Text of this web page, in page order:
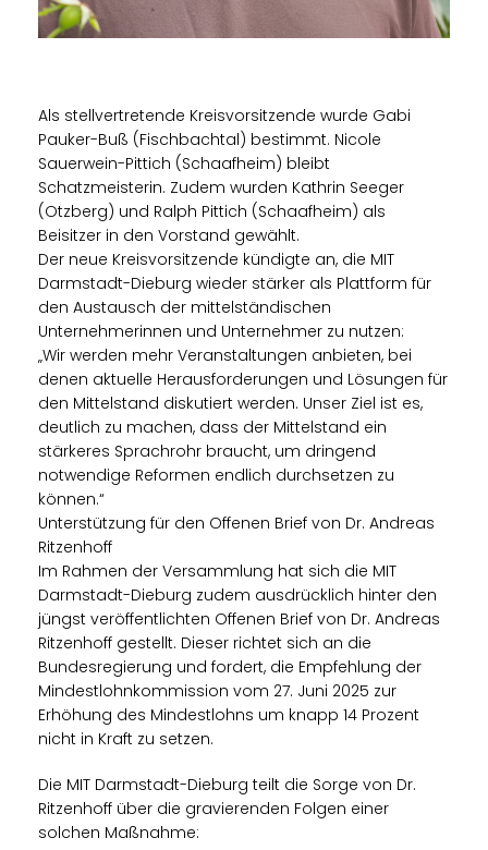
Als stellvertretende Kreisvorsitzende wurde Gabi
Pauker-Buß (Fischbachtal) bestimmt. Nicole
Sauerwein-Pittich (Schaafheim) bleibt
Schatzmeisterin. Zudem wurden Kathrin Seeger
(Otzberg) und Ralph Pittich (Schaafheim) als
Beisitzer in den Vorstand gewählt.
Der neue Kreisvorsitzende kündigte an, die MIT
Darmstadt-Dieburg wieder stärker als Plattform für
den Austausch der mittelständischen
Unternehmerinnen und Unternehmer zu nutzen:
Wir werden mehr Veranstaltungen anbieten, bei
denen aktuelle Herausforderungen und Lösungen für
den Mittelstand diskutiert werden. Unser Ziel ist es,
deutlich zu machen, dass der Mittelstand ein
stärkeres Sprachrohr braucht, um dringend
notwendige Reformen endlich durchsetzen zu
können.“
Unterstützung für den Offenen Brief von Dr. Andreas
Ritzenhoff
Im Rahmen der Versammlung hat sich die MIT
Darmstadt-Dieburg zudem ausdrücklich hinter den
jüngst veröffentlichten Offenen Brief von Dr. Andreas
Ritzenhoff gestellt. Dieser richtet sich an die
Bundesregierung und fordert, die Empfehlung der
Mindestlohnkommission vom 27. Juni 2025 zur
Erhöhung des Mindestlohns um knapp 14 Prozent
nicht in Kraft zu setzen.
Die MIT Darmstadt-Dieburg teilt die Sorge von Dr.
Ritzenhoff über die gravierenden Folgen einer
solchen Maßnahme: